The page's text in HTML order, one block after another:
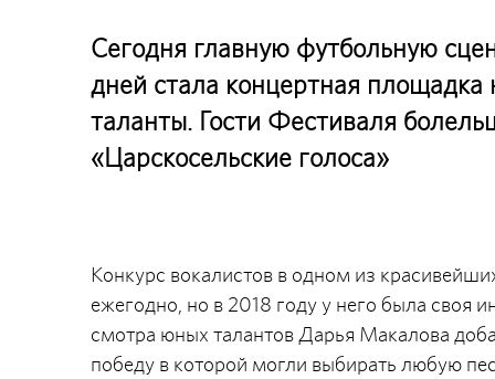
Сегодня главную футбольную
дней стала концертная
таланты. Гости Фестиваля
«Царскосельские голоса»
Конкурс вокалистов в одном из
ежегодно, но в 2018 году у него была своя
смотра юных талантов Дарья Макалова
победу в которой могли выбирать любую